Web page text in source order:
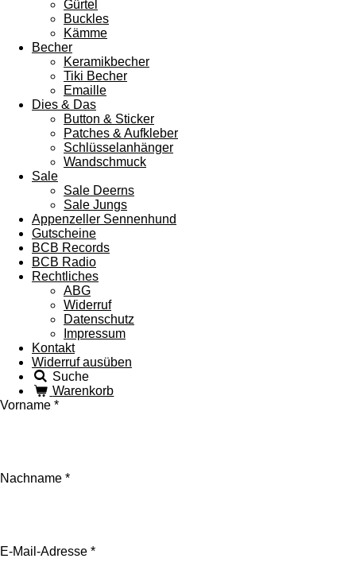
Gürtel
Buckles
Kämme
Becher
Keramikbecher
Tiki Becher
Emaille
Dies & Das
Button & Sticker
Patches & Aufkleber
Schlüsselanhänger
Wandschmuck
Sale
Sale Deerns
Sale Jungs
Appenzeller Sennenhund
Gutscheine
BCB Records
BCB Radio
Rechtliches
ABG
Widerruf
Datenschutz
Impressum
Kontakt
Widerruf ausüben
Suche
Warenkorb
Vorname *
Nachname *
E-Mail-Adresse *